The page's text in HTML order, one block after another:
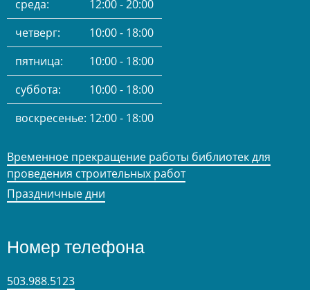
среда:
12:00 - 20:00
четверг:
10:00 - 18:00
пятница:
10:00 - 18:00
суббота:
10:00 - 18:00
воскресенье: 12:00 - 18:00
Временное прекращение работы библиотек для
проведения строительных работ
Праздничные дни
Номер телефона
503.988.5123